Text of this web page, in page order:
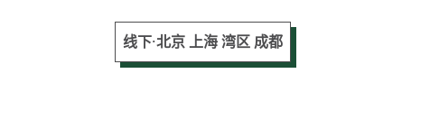
线下·北京 上海 湾区 成都